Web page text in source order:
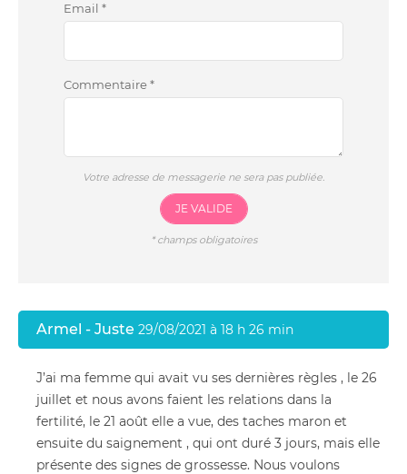
Email *
Commentaire*
Votre adresse de messagerie ne sera pas publiée.
JE VALIDE
*champs obligatoires
Armel - Juste 29/08/2021 à 18 h 26 min
J’ai ma femme qui avait vu ses dernières règles , le 26
juillet et nous avons faient les relations dans la
fertilité, le 21 août elle a vue, des taches maron et
ensuite du saignement , qui ont duré 3 jours, mais elle
présente des signes de grossesse. Nous voulons